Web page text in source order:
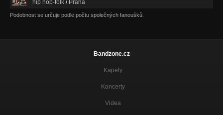
Vždycky musí existovat něco lepšího
hip hop-folk / Praha
Podobnost se určuje podle počtu společných fanoušků.
Bandzone.cz
Kapely
Koncerty
Videa